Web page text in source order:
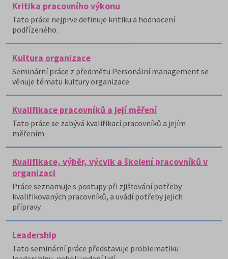
Kritika pracovního výkonu
Tato práce nejprve definuje kritiku a hodnocení
podřízeného.
Kultura organizace
Seminární práce z předmětu Personální management se
věnuje tématu kultury organizace.
Kvalifikace pracovníků a její měření
Tato práce se zabývá kvalifikací pracovníků a jejím
měřením.
Kvalifikace, výběr, výcvik a školení pracovníků v
organizaci
Práce seznamuje s postupy při zjišťování potřeby
kvalifikovaných pracovníků, a uvádí potřeby jejich
přípravy.
Leadership
Tato seminární práce představuje problematiku